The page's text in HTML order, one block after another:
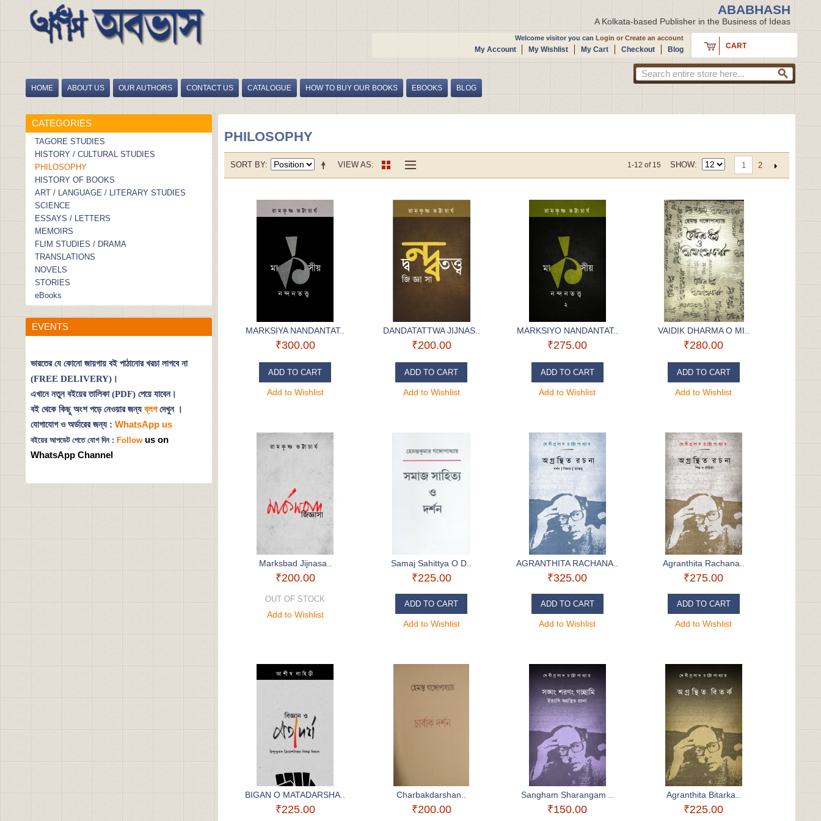
ABABHASH
A Kolkata-based Publisher in the Business of Ideas
Welcome visitor you can Login or Create an account
My Account My Wishlist My Cart Checkout Blog CART
HOME ABOUT US OUR AUTHORS CONTACT US CATALOGUE HOW TO BUY OUR BOOKS EBOOKS
BLOG
HOME / PHILOSOPHY
CATEGORIES
TAGORE STUDIES
HISTORY / CULTURAL STUDIES
PHILOSOPHY
HISTORY OF BOOKS
ART / LANGUAGE / LITERARY STUDIES
SCIENCE
ESSAYS / LETTERS
MEMOIRS
FLIM STUDIES / DRAMA
TRANSLATIONS
NOVELS
STORIES
eBooks
EVENTS
ভারতের যে কোনো জায়গায় বই পাঠানোর খরচা লাগবে না
(FREE DELIVERY)।
এখানে নতুন বইয়ের তালিকা (PDF) পেয়ে যাবেন।
বই থেকে কিছু অংশ পড়ে নেওয়ার জন্যব্লগদেখুন ।
যোগাযোগ ও অর্ডারের জন্য : WhatsApp us
বইয়ের আপডেট পেতে যোগ দিন : Follow us on
WhatsApp Channel
PHILOSOPHY
VIEW AS
SORT BY 1-12 of 15 SHOW 1 2
MARKSIYA NANDANTAT..
₹300.00
ADD TO CART
Add to Wishlist
DANDATATTWA JIJNAS..
₹200.00
ADD TO CART
Add to Wishlist
MARKSIYO NANDANTAT..
₹275.00
ADD TO CART
Add to Wishlist
VAIDIK DHARMA O MI..
₹280.00
ADD TO CART
Add to Wishlist
Marksbad Jijnasa..
₹200.00
OUT OF STOCK
Add to Wishlist
Samaj Sahittya O D..
₹225.00
ADD TO CART
Add to Wishlist
AGRANTHITA RACHANA..
₹325.00
ADD TO CART
Add to Wishlist
Agranthita Rachana..
₹275.00
ADD TO CART
Add to Wishlist
BIGAN O MATADARSHA..
₹225.00
Charbakdarshan..
₹200.00
Sangham Sharangam ..
₹150.00
Agranthita Bitarka..
₹225.00